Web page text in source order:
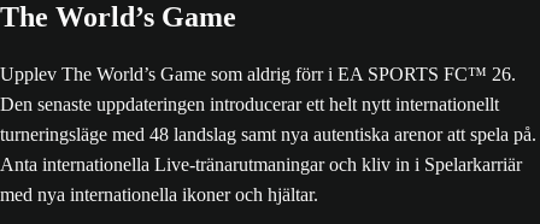
The World’s Game
Upplev The World’s Game som aldrig förr i EA SPORTS FC™ 26.
Den senaste uppdateringen introducerar ett helt nytt internationellt
turneringsläge med 48 landslag samt nya autentiska arenor att spela på.
Anta internationella Live-tränarutmaningar och kliv in i Spelarkarriär
med nya internationella ikoner och hjältar.